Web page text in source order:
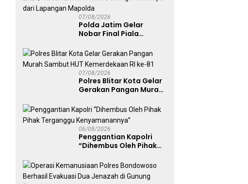
07/08/2026
Polda Jatim Gelar
Nobar Final Piala
Bonek Mania Dukung
Persebaya dari
Lapangan Mapolda
07/08/2026
Polres Blitar Kota Gelar
Gerakan Pangan Murah
Kemerdekaan RI ke-81
06/08/2026
Penggantian Kapolri
“Dihembus Oleh Pihak
Kenyamanannya”